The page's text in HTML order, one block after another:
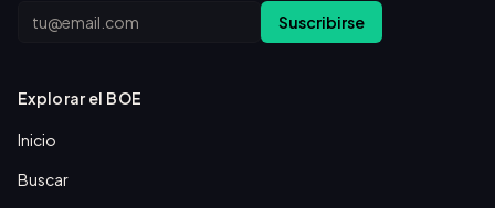
Email Suscribirse
Explorar el BOE
Inicio
Buscar